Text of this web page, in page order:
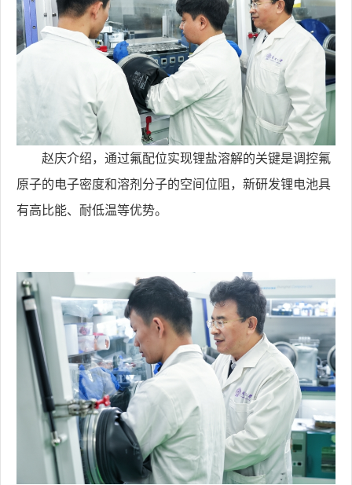
赵庆介绍，通过氟配位实现锂盐溶解的关键是调控氟
原子的电子密度和溶剂分子的空间位阻，新研发锂电池具
有高比能、耐低温等优势。